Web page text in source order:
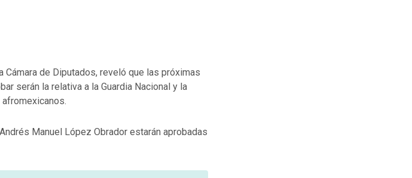
Cámara de Diputados, reveló que las próximas
serán la relativa a la Guardia Nacional y la
Manuel López Obrador estarán aprobadas